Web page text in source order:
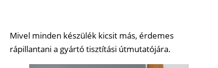
Mivel minden készülék kicsit más, érdemes
rápillantani a gyártó tisztítási útmutatójára.